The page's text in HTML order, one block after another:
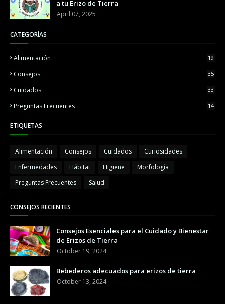
a tu Erizo de Tierra
April 07, 2025
CATEGORÍAS
Alimentación 19
Consejos 35
Cuidados 33
Preguntas Frecuentes 14
ETIQUETAS
Alimentación Consejos Cuidados
Curiosidades
Enfermedades
Hábitat Higiene
Morfología
Preguntas Frecuentes
Salud
CONSEJOS RECIENTES
Consejos Esenciales para el Cuidado y Bienestar
de Erizos de Tierra
October 19, 2024
Bebederos adecuados para erizos de tierra
October 13, 2024